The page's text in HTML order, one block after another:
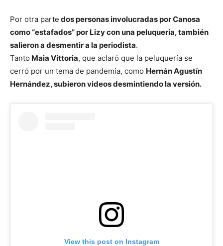
Por otra parte dos personas involucradas por Canosa
como “estafados” por Lizy con una peluquería, también
salieron a desmentir a la periodista.
Tanto Maia Vittoria, que aclaró que la peluquería se
cerró por un tema de pandemia, como Hernán Agustín
Hernández, subieron videos desmintiendo la versión.
View this post on Instagram